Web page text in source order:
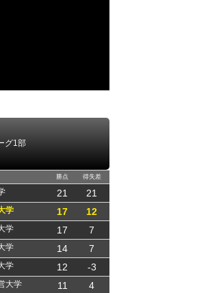
グ1部
勝点 得失差
21 21
学 17 12
学 17 7
学 14 7
学 12 -3
大学 11 4